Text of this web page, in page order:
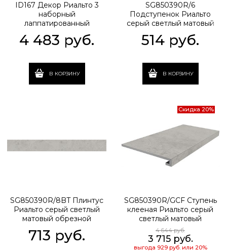
ID167 Декор Риальто 3
наборный
лаппатированный
4 483 руб.
В КОРЗИНУ
SG850390R/6
Подступенок Риальто
серый светлый матовый
обрезной 80x10,7x0,9
514 руб.
В КОРЗИНУ
SG850390R/8BT Плинтус
Риальто серый светлый
матовый обрезной
713 руб.
Скидка 20%
SG850390R/GCF Ступень
клееная Риальто серый
светлый матовый
33x80x0,9
4 644 руб.
3 715 руб.
выгода 929 руб.или 20%